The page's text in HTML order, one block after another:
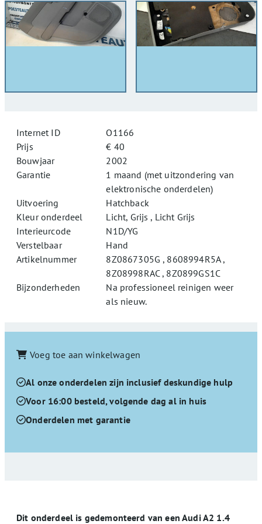
Internet ID
O1166
Prijs
€ 40
Bouwjaar
2002
Garantie
1 maand (met uitzondering van
elektronische onderdelen)
Uitvoering
Hatchback
Kleur onderdeel
Licht, Grijs , Licht Grijs
Interieurcode
N1D/YG
Verstelbaar
Hand
Artikelnummer
8Z0867305G , 8608994R5A ,
8Z08998RAC , 8Z0899GS1C
Bijzonderheden
Na professioneel reinigen weer
als nieuw.
Voeg toe aan winkelwagen
Al onze onderdelen zijn inclusief deskundige hulp
Voor 16:00 besteld, volgende dag al in huis
Onderdelen met garantie
Dit onderdeel is gedemonteerd van een Audi A2 1.4